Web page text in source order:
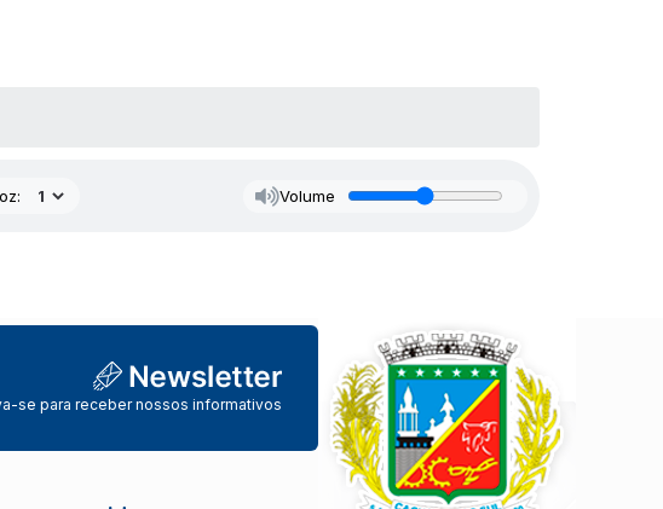
Volume
se para receber nossos informativos